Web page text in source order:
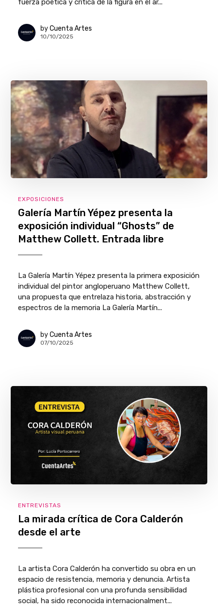
by Cuenta Artes
10/10/2025
EXPOSICIONES
Galería Martín Yépez presenta la
exposición individual “Ghosts” de
Matthew Collett. Entrada libre
La Galería Martín Yépez presenta la primera exposición
individual del pintor angloperuano Matthew Collett,
una propuesta que entrelaza historia, abstracción y
espectros de la memoria La Galería Martín...
by Cuenta Artes
07/10/2025
ENTREVISTAS
La mirada crítica de Cora Calderón
desde el arte
La artista Cora Calderón ha convertido su obra en un
espacio de resistencia, memoria y denuncia. Artista
plástica profesional con una profunda sensibilidad
social, ha sido reconocida internacionalment...